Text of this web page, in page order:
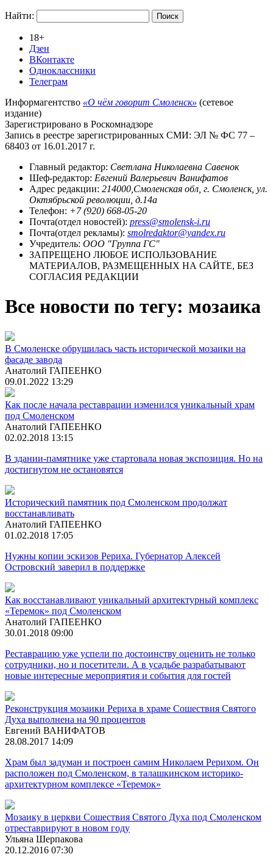
Найти:
18+
Дзен
ВКонтакте
Одноклассники
Телеграм
Информагентство «О чём говорит Смоленск» (сетевое
издание)
Зарегистрировано в Роскомнадзоре
Запись в реестре зарегистрированных СМИ: ЭЛ № ФС 77 –
68403 от 16.01.2017 г.
Главный редактор: Светлана Николаевна Савенок
Шеф-редактор: Евгений Валерьевич Ванифатов
Адрес редакции: 214000,Смоленская обл, г. Смоленск, ул.
Октябрьской революции, д.14а
Телефон: +7 (920) 668-05-20
Почта(отдел новостей): press@smolensk-i.ru
Почта(отдел рекламы): smolredaktor@yandex.ru
Учредитель: ООО "Группа ГС"
ЗАПРЕЩЕНО ЛЮБОЕ ИСПОЛЬЗОВАНИЕ
МАТЕРИАЛОВ, РАЗМЕЩЕННЫХ НА САЙТЕ, БЕЗ
СОГЛАСИЯ РЕДАКЦИИ
Все новости по тегу: мозаика
В Смоленске обрушилась часть исторической мозаики на
фасаде завода
Анатолий ГАПЕЕНКО
09.01.2022 13:29
Как после начала реставрации изменился уникальный храм
под Смоленском
Анатолий ГАПЕЕНКО
02.02.2018 13:15
В здании-памятнике уже стартовала новая экспозиция. Но на
достигнутом не остановятся
Исторический памятник под Смоленском продолжат
восстанавливать
Анатолий ГАПЕЕНКО
01.02.2018 17:05
Нужны копии эскизов Рериха. Губернатор Алексей
Островский заверил в поддержке
Как восстанавливают уникальный архитектурный комплекс
«Теремок» под Смоленском
Анатолий ГАПЕЕНКО
30.01.2018 09:00
Реставрацию уже успели по достоинству оценить не только
сотрудники, но и посетители. А в усадьбе разрабатывают
новые интересные мероприятия и события для гостей
Реконструкция мозаики Рериха в храме Сошествия Святого
Духа выполнена на 90 процентов
Евгений ВАНИФАТОВ
28.08.2017 14:09
Храм был задуман и построен самим Николаем Рерихом. Он
расположен под Смоленском, в талашкинском историко-
архитектурном комплексе «Теремок»
Мозаику в церкви Сошествия Святого Духа под Смоленском
отреставрируют в новом году
Ульяна Шерпакова
20.12.2016 07:30